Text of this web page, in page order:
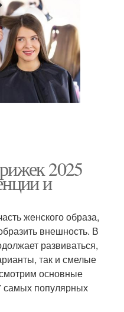
2025
и
женского образа,
внешность. В
развиваться,
так и смелые
основные
самых популярных